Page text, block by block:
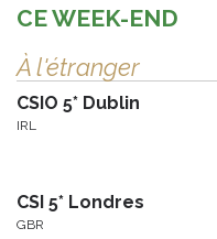
CE WEEK-END
À l'étranger
CSIO 5* Dublin
IRL
CSI 5* Londres
GBR